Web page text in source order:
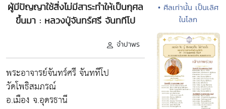
ผู้มีปัญญาใช้สิ่งไม่มีสาระทำให้เป็นกุศล
ขึ้นมา : หลวงปู่จันทร์ศรี จันททีโป
จำปาพร
พระอาจารย์จันทร์ศรี จันททีโป
วัดโพธิสมภรณ์
อ.เมือง จ.อุดรธานี
• ศีลเท่านั้น เป็นเลิศ
ในโลก